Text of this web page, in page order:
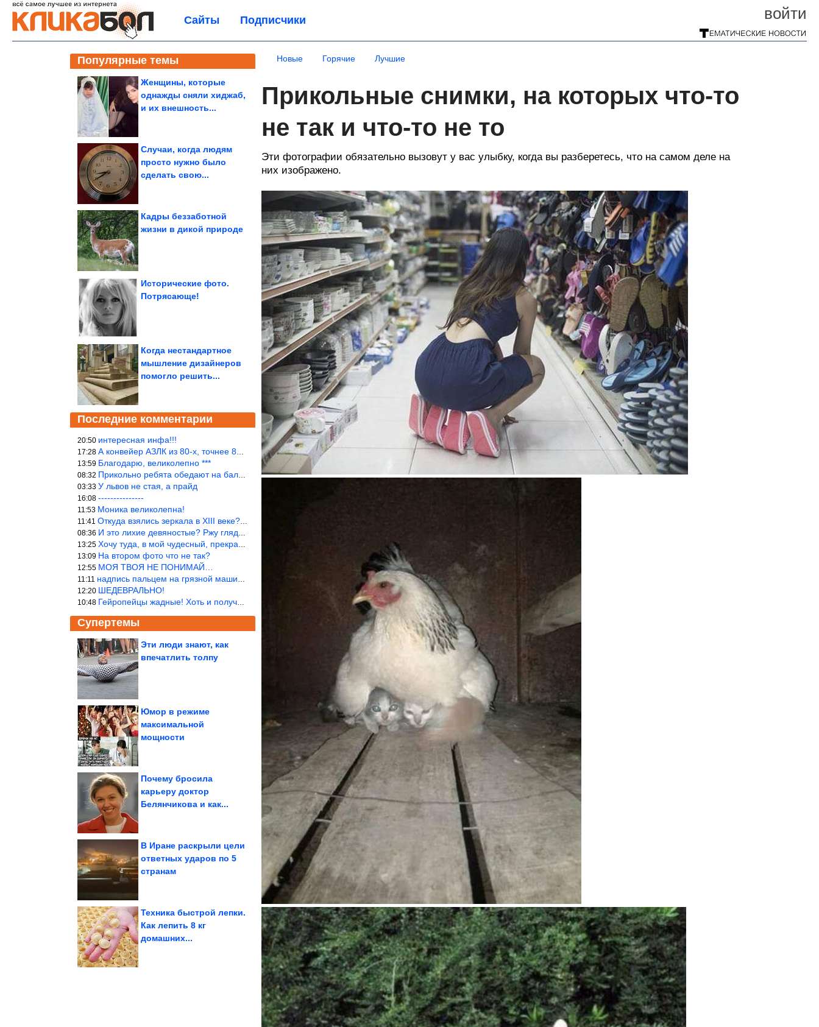
войти
Сайты Подписчики
Популярные темы
Женщины, которые
однажды сняли хиджаб,
и их внешность...
Случаи, когда людям
просто нужно было
сделать свою...
Кадры беззаботной
жизни в дикой природе
Исторические фото.
Потрясающе!
Когда нестандартное
мышление дизайнеров
помогло решить...
Последние комментарии
20:50 интересная инфа!!!
17:28 А конвейер АЗЛК из 80-х, точнее 86-87 годы. «Москвичи»-то из пер
13:59 Благодарю, великолепно ***
08:32 Прикольно ребята обедают на балке...))
03:33 У львов не стая, а прайд
16:08 ---------------
11:53 Моника великолепна!
11:41 Откуда взялись зеркала в XIII веке? Вы ничего не перепутали?
08:36 И это лихие девяностые? Ржу глядя в окно!!!
13:25 Хочу туда, в мой чудесный, прекрасный мир.
13:09 На втором фото что не так?
12:55 МОЯ ТВОЯ НЕ ПОНИМАЙ…
11:11 надпись пальцем на грязной машине «Помой меня»!
12:20 ШЕДЕВРАЛЬНО!
10:48 Гейропейцы жадные! Хоть и получают в десять раз больше жителей б
Супертемы
Эти люди знают, как
впечатлить толпу
Ученые нашли «горячие
Юмор в режиме
максимальной
мощности
Почему бросила
карьеру доктор
Белянчикова и как...
В Иране раскрыли цели
ответных ударов по 5
странам
У комаров личинки
Техника быстрой лепки.
Как лепить 8 кг
домашних...
Простая привычка
убережет двигатель от
Новые Горячие Лучшие
Прикольные снимки, на которых что-то
не так и что-то не то
Эти фотографии обязательно вызовут у вас улыбку, когда вы разберетесь, что на самом деле на
них изображено.